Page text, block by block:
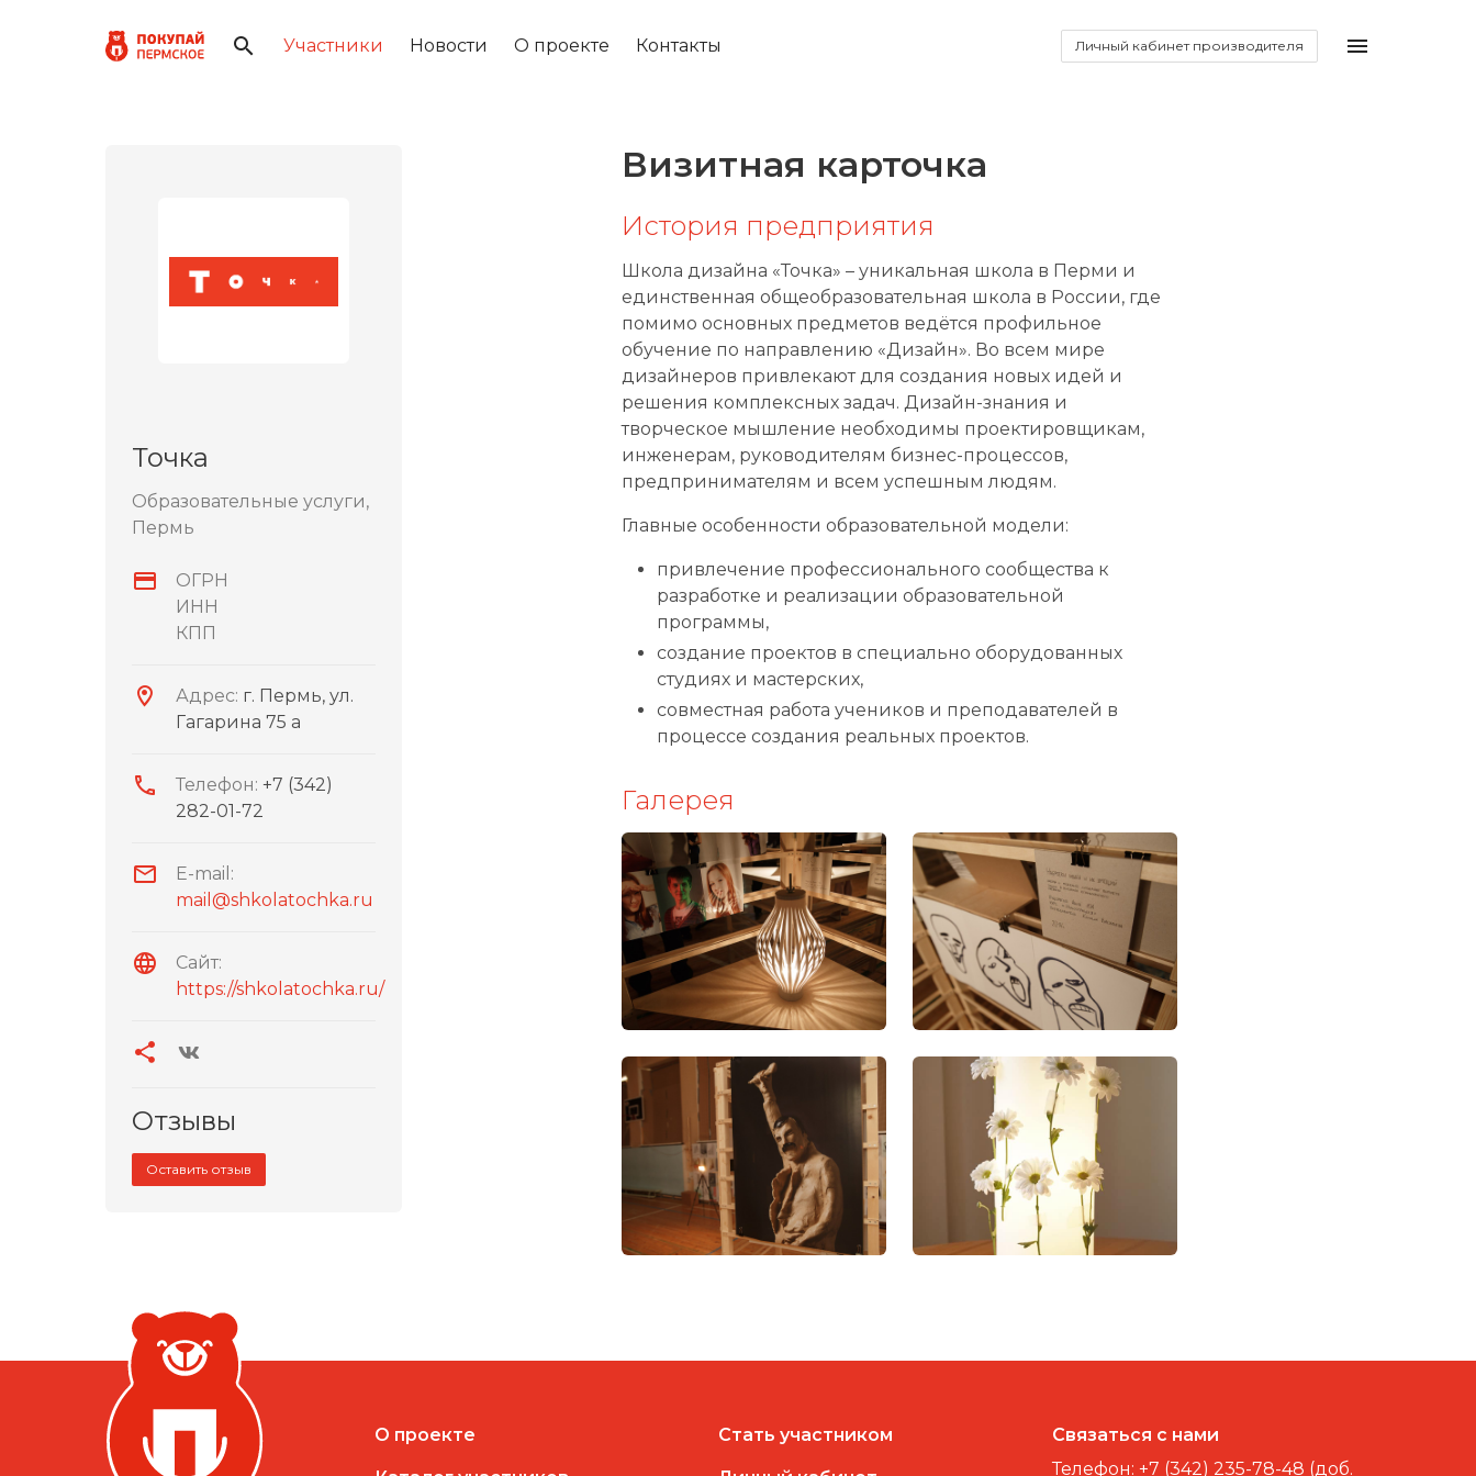
Участники Новости О проекте Контакты Личный кабинет производителя
Точка
Образовательные услуги,
Пермь
ОГРН
ИНН
КПП
Адрес: г. Пермь, ул.
Гагарина 75 а
Телефон: +7 (342)
282-01-72
E-mail:
mail@shkolatochka.ru
Сайт:
https://shkolatochka.ru/
Отзывы
Оставить отзыв
Визитная карточка
История предприятия
Школа дизайна «Точка» – уникальная школа в Перми и
единственная общеобразовательная школа в России, где
помимо основных предметов ведётся профильное
обучение по направлению «Дизайн». Во всем мире
дизайнеров привлекают для создания новых идей и
решения комплексных задач. Дизайн-знания и
творческое мышление необходимы проектировщикам,
инженерам, руководителям бизнес-процессов,
предпринимателям и всем успешным людям.
Главные особенности образовательной модели:
привлечение профессионального сообщества к
разработке и реализации образовательной
программы,
создание проектов в специально оборудованных
студиях и мастерских,
совместная работа учеников и преподавателей в
процессе создания реальных проектов.
Галерея
О проекте Стать участником
Связаться с нами
Телефон:+7 (342) 235-78-48 (доб.